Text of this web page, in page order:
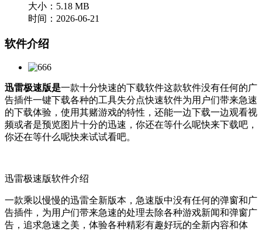
大小：5.18 MB
时间：2026-06-21
软件介绍
迅雷极速版是一款十分快速的下载软件这款软件没有任何的广
告插件一键下载各种的工具失分点快速软件为用户们带来急速
的下载体验，使用其赌游戏的特性，还能一边下载一边观看视
频或者是预览图片十分的迅速，你还在等什么呢快来下载吧，
你还在等什么呢快来试试看吧。
迅雷极速版软件介绍
一款乘以慢慢的迅雷全新版本，急速版中没有任何的弹窗和广
告插件，为用户们带来急速的处理去除各种游戏新闻和弹窗广
告，追求急速之美，体验各种精彩有趣好玩的全新内容和体